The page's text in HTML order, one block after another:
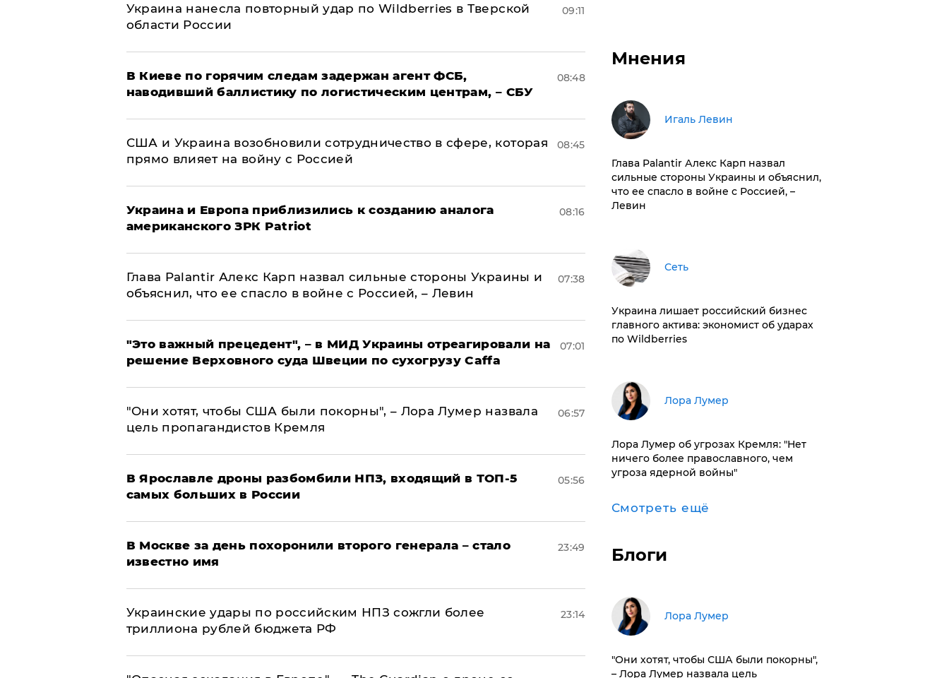
Украина нанесла повторный удар по Wildberries в Тверской
области России
09:11
В Киеве по горячим следам задержан агент ФСБ,
наводивший баллистику по логистическим центрам, – СБУ
08:48
США и Украина возобновили сотрудничество в сфере, которая
прямо влияет на войну с Россией
08:45
Украина и Европа приблизились к созданию аналога
американского ЗРК Patriot
08:16
Глава Palantir Алекс Карп назвал сильные стороны Украины и
объяснил, что ее спасло в войне с Россией, – Левин
07:38
"Это важный прецедент", – в МИД Украины отреагировали на
решение Верховного суда Швеции по сухогрузу Caffa
07:01
"Они хотят, чтобы США были покорны", – Лора Лумер назвала
цель пропагандистов Кремля
06:57
В Ярославле дроны разбомбили НПЗ, входящий в ТОП-5
самых больших в России
05:56
В Москве за день похоронили второго генерала – стало
известно имя
23:49
Украинские удары по российским НПЗ сожгли более
триллиона рублей бюджета РФ
23:14
Мнения
Игаль Левин
Глава Palantir Алекс Карп назвал
сильные стороны Украины и объяснил,
что ее спасло в войне с Россией, –
Левин
Сеть
​Украина лишает российский бизнес
главного актива: экономист об ударах
по Wildberries
​Лора Лумер
Лора Лумер об угрозах Кремля: "Нет
ничего более православного, чем
угроза ядерной войны"
Смотреть ещё
Блоги
​Лора Лумер
"Они хотят, чтобы США были покорны",
– Лора Лумер назвала цель